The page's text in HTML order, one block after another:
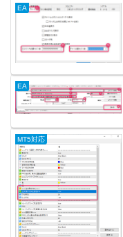
EA
EA
MT5対応